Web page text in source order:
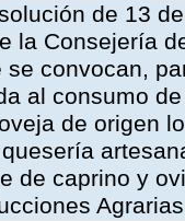
de 13
la Consejería
se convocan,
al consumo
de origen
de caprino y